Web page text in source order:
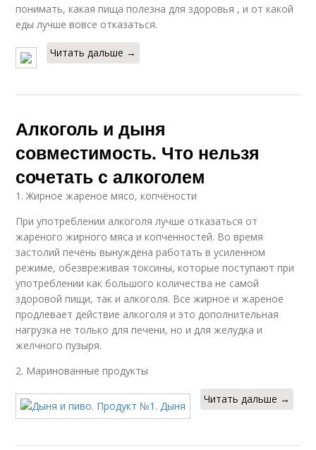
понимать, какая пища полезна для здоровья , и от какой
еды лучше вовсе отказаться.
Читать дальше →
Алкоголь и дыня
совместимость. Что нельзя
сочетать с алкоголем
1. Жирное жареное мясо, копчёности
При употреблении алкоголя лучше отказаться от
жареного жирного мяса и копченностей. Во время
застолий печень вынуждена работать в усиленном
режиме, обезвреживая токсины, которые поступают при
употреблении как большого количества не самой
здоровой пищи, так и алкоголя. Все жирное и жареное
продлевает действие алкоголя и это дополнительная
нагрузка не только для печени, но и для желудка и
желчного пузыря.
2. Маринованные продукты
Читать дальше →